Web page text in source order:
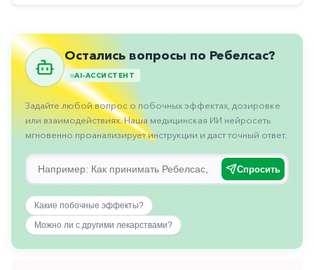
Прочее
Пульмонология
Сердечные
Сосудистые
Тромбозы
Урология
Ухо-
горло-
нос
Хирургия
Остались вопросы по Ребелсас?
AI-АССИСТЕНТ
Задайте любой вопрос о побочных эффектах, дозировке
или взаимодействиях. Наша медицинская ИИ нейросеть
мгновенно проанализирует инструкции и даст точный ответ.
Спросить
Какие побочные эффекты?
Можно ли с другими лекарствами?